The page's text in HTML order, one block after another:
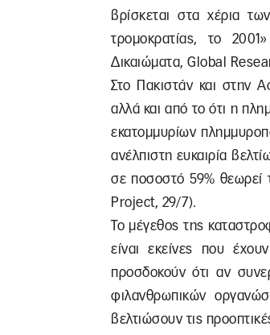
βρίσκεται στα χέρια
τρομοκρατίας, το
Δικαιώματα, Global
Στο Πακιστάν και στην
αλλά και από το ότι η
εκατομμυρίων
ανέλπιστη ευκαιρία
σε ποσοστό 59%
Project, 29/7).
Το μέγεθος της
είναι εκείνες που
προσδοκούν ότι αν
φιλανθρωπικών
βελτιώσουν τις